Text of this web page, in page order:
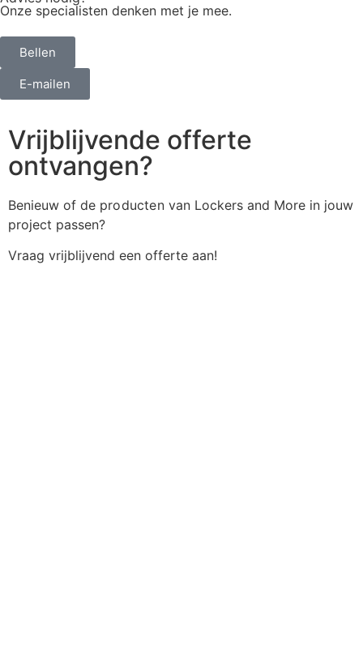
Onze specialisten denken met je mee.
Bellen
E-mailen
Vrijblijvende offerte
ontvangen?
Benieuw of de productenvan Lockers and More in jouw
project passen?
Vraag vrijblijvend een offerte aan!